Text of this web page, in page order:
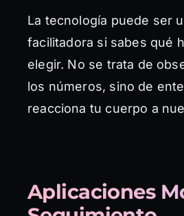
La tecnología puede ser
facilitadora si sabes qué
elegir. No se trata de
los números, sino de
reacciona tu cuerpo a
Aplicaciones